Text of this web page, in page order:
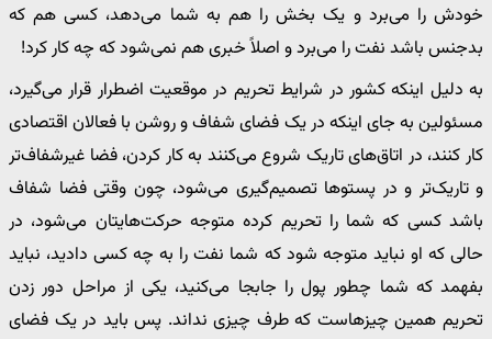
خودش را می‌برد و یک بخش را هم به شما می‌دهد، کسی هم که
بدجنس باشد نفت را می‌برد و اصلاً خبری هم نمی‌شود که چه کار کرد!
به دلیل اینکه کشور در شرایط تحریم در موقعیت اضطرار قرار می‌گیرد،
مسئولین به جای اینکه در یک فضای شفاف و روشن با فعالان اقتصادی
کار کنند، در اتاق‌های تاریک شروع می‌کنند به کار کردن، فضا غیرشفاف‌تر
و تاریک‌تر و در پستوها تصمیم‌گیری می‌شود، چون وقتی فضا شفاف
باشد کسی که شما را تحریم کرده متوجه حرکت‌هایتان می‌شود، در
حالی که او نباید متوجه شود که شما نفت را به چه کسی دادید، نباید
بفهمد که شما چطور پول را جابجا می‌کنید، یکی از مراحل دور زدن
تحریم همین چیزهاست که طرف چیزی نداند. پس باید در یک فضای